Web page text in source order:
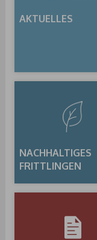
AKTUELLES
NACHHALTIGES
FRITTLINGEN